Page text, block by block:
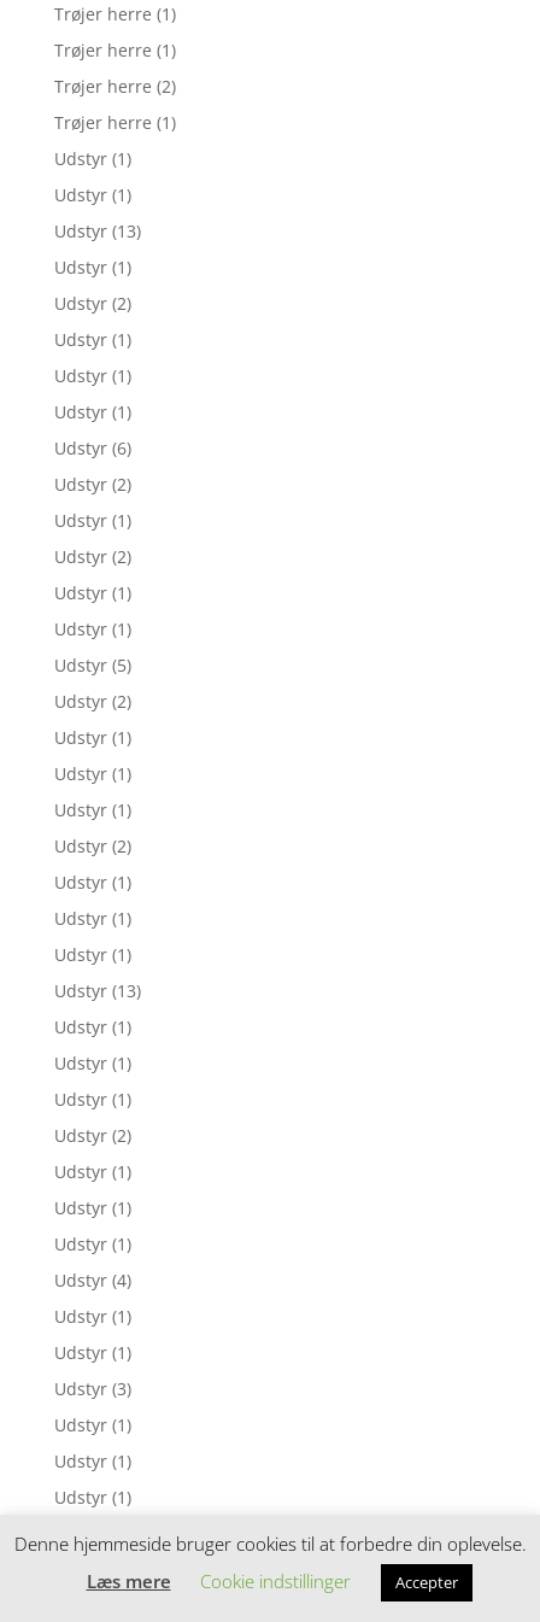
Trøjer herre (1)
Trøjer herre (1)
Trøjer herre (2)
Trøjer herre (1)
Udstyr (1)
Udstyr (1)
Udstyr (13)
Udstyr (1)
Udstyr (2)
Udstyr (1)
Udstyr (1)
Udstyr (1)
Udstyr (6)
Udstyr (2)
Udstyr (1)
Udstyr (2)
Udstyr (1)
Udstyr (1)
Udstyr (5)
Udstyr (2)
Udstyr (1)
Udstyr (1)
Udstyr (1)
Udstyr (2)
Udstyr (1)
Udstyr (1)
Udstyr (1)
Udstyr (13)
Udstyr (1)
Udstyr (1)
Udstyr (1)
Udstyr (2)
Udstyr (1)
Udstyr (1)
Udstyr (1)
Udstyr (4)
Udstyr (1)
Udstyr (1)
Udstyr (3)
Udstyr (1)
Udstyr (1)
Udstyr (1)
Udstyr
Denne hjemmeside bruger cookies til at forbedre din oplevelse.
Læs mere
Cookie indstillinger Accepter